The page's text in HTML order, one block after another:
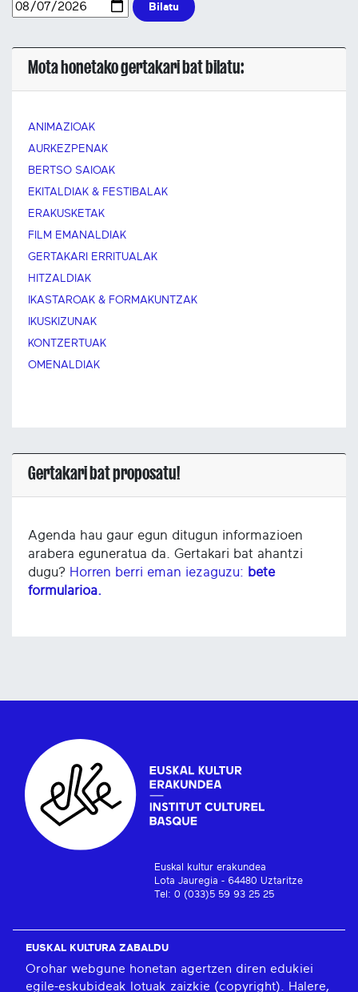
Bilatu
Mota honetako gertakari bat bilatu:
ANIMAZIOAK
AURKEZPENAK
BERTSO SAIOAK
EKITALDIAK & FESTIBALAK
ERAKUSKETAK
FILM EMANALDIAK
GERTAKARI ERRITUALAK
HITZALDIAK
IKASTAROAK & FORMAKUNTZAK
IKUSKIZUNAK
KONTZERTUAK
OMENALDIAK
Gertakari bat proposatu!
Agenda hau gaur egun ditugun informazioen
arabera eguneratua da. Gertakari bat ahantzi
dugu? Horren berri eman iezaguzu: bete
formularioa.
Euskal kultur erakundea
Lota Jauregia - 64480 Uztaritze
Tel: 0 (033)5 59 93 25 25
EUSKAL KULTURA ZABALDU
Orohar webgune honetan agertzen diren edukiei
egile-eskubideak lotuak zaizkie (copyright). Halere,